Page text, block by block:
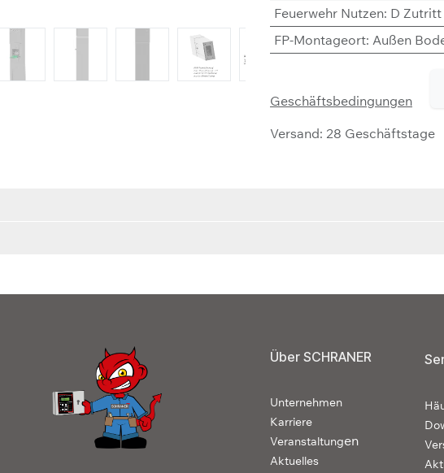
Feuerwehr Nutzen: D Zutritt
FP-Montageort: Außen
Geschäftsbedingungen
Versand: 28 Geschäftstage
Über SCHRANER
Unternehmen
Karriere
Veranstaltungen
Aktuelles